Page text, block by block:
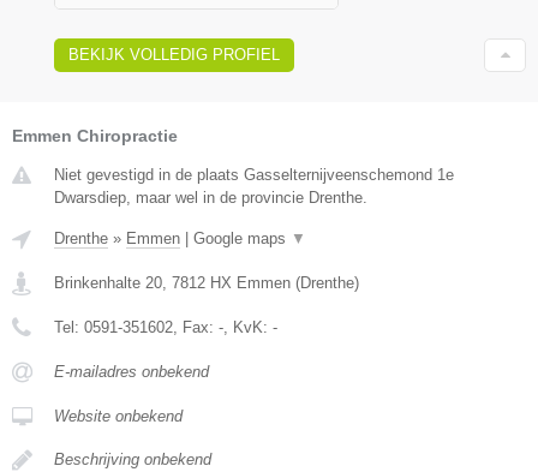
BEKIJK VOLLEDIG PROFIEL
Emmen Chiropractie
Niet gevestigd in de plaats Gasselternijveenschemond 1e
Dwarsdiep, maar wel in de provincie Drenthe.
Drenthe » Emmen | Google maps ▼
Brinkenhalte 20 7812 HX Emmen (Drenthe)
Tel: 0591-351602 , Fax: - , KvK: -
E-mailadres onbekend
Website onbekend
Beschrijving onbekend